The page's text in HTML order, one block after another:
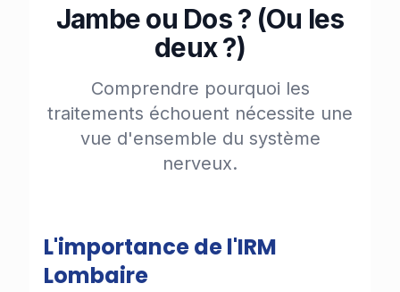
Jambe ou Dos ? (Ou les
deux ?)
Comprendre pourquoi les
traitements échouent nécessite une
vue d'ensemble du système
nerveux.
L'importance de l'IRM
Lombaire